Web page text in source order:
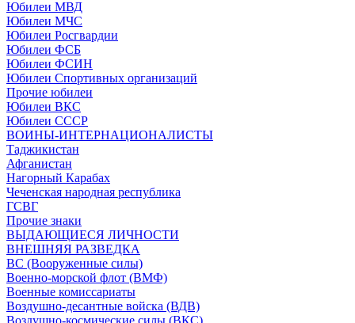
Юбилеи МВД
Юбилеи МЧС
Юбилеи Росгвардии
Юбилеи ФСБ
Юбилеи ФСИН
Юбилеи Спортивных организаций
Прочие юбилеи
Юбилеи ВКС
Юбилеи СССР
ВОИНЫ-ИНТЕРНАЦИОНАЛИСТЫ
Таджикистан
Афганистан
Нагорный Карабах
Чеченская народная республика
ГСВГ
Прочие знаки
ВЫДАЮЩИЕСЯ ЛИЧНОСТИ
ВНЕШНЯЯ РАЗВЕДКА
ВС (Вооруженные силы)
Военно-морской флот (ВМФ)
Военные комиссариаты
Воздушно-десантные войска (ВДВ)
Воздушно-космические силы (ВКС)